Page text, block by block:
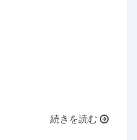
続きを読む